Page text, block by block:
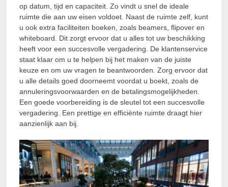
op datum, tijd en capaciteit. Zo vindt u snel de ideale
ruimte die aan uw eisen voldoet. Naast de ruimte zelf, kunt
u ook extra faciliteiten boeken, zoals beamers, flipover en
whiteboard. Dit zorgt ervoor dat u alles tot uw beschikking
heeft voor een succesvolle vergadering. De klantenservice
staat klaar om u te helpen bij het maken van de juiste
keuze en om uw vragen te beantwoorden. Zorg ervoor dat
u alle details goed doorneemt voordat u boekt, zoals de
annuleringsvoorwaarden en de betalingsmogelijkheden.
Een goede voorbereiding is de sleutel tot een succesvolle
vergadering. Een prettige en efficiënte ruimte draagt hier
aanzienlijk aan bij.